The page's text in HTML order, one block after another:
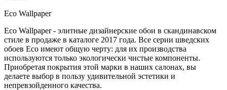
Eco Wallpaper
Eco Wallpaper - элитные дизайнерские обои в скандинавском
стиле в продаже в каталоге 2017 года. Все серии шведских
обоев Eco имеют общую черту: для их производства
используются только экологически чистые компоненты.
Приобретая покрытия этой марки в наших салонах, вы
делаете выбор в пользу удивительной эстетики и
непревзойденного качества.